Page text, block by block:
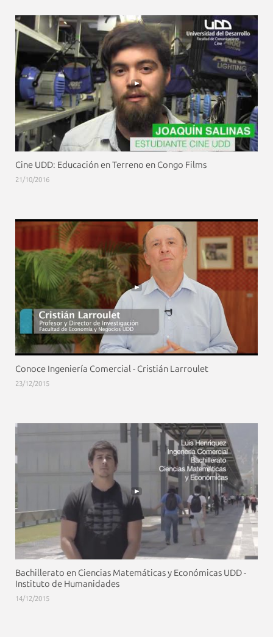
Cine UDD: Educación en Terreno en Congo Films
21/10/2016
Conoce Ingeniería Comercial - Cristián Larroulet
23/12/2015
Bachillerato en Ciencias Matemáticas y Económicas UDD -
Instituto de Humanidades
14/12/2015